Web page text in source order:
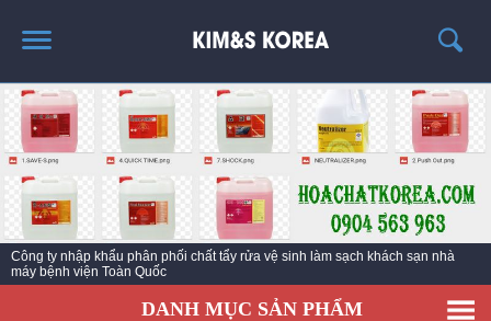
TRANG CHỦ
THÔNG TIN SẢN PHẨM
TIN TỨC
LIÊN HỆ
Công ty nhập khẩu phân phối chất tẩy rửa vệ sinh làm sạch khách sạn nhà
máy bệnh viện Toàn Quốc
DANH MỤC SẢN PHẨM